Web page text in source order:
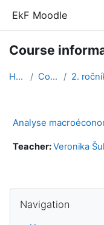
EkF Moodle
Course
Home Courses
Analyse
Teacher:Veronika
Blocks
Navigation